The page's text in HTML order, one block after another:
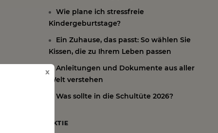
x
Wie plane ich stressfreie
Kindergeburtstage?
Ein Zuhause, das passt: So wählen Sie
Kissen, die zu Ihrem Leben passen
Anleitungen und Dokumente aus aller
Welt verstehen
Was sollte in die Schultüte 2026?
AKTIE